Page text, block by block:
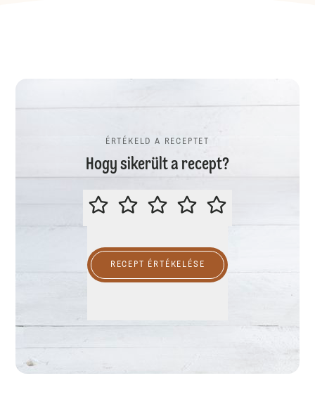
ÉRTÉKELD A RECEPTET
Hogy sikerült a recept?
ÉRTÉKELD A RECEPTET
RECEPT ÉRTÉKELÉSE